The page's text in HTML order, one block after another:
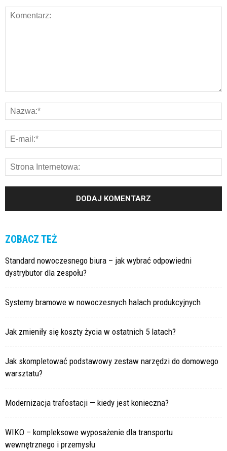
ZOBACZ TEŻ
Standard nowoczesnego biura – jak wybrać odpowiedni
dystrybutor dla zespołu?
Systemy bramowe w nowoczesnych halach produkcyjnych
Jak zmieniły się koszty życia w ostatnich 5 latach?
Jak skompletować podstawowy zestaw narzędzi do domowego
warsztatu?
Modernizacja trafostacji — kiedy jest konieczna?
WIKO – kompleksowe wyposażenie dla transportu
wewnętrznego i przemysłu